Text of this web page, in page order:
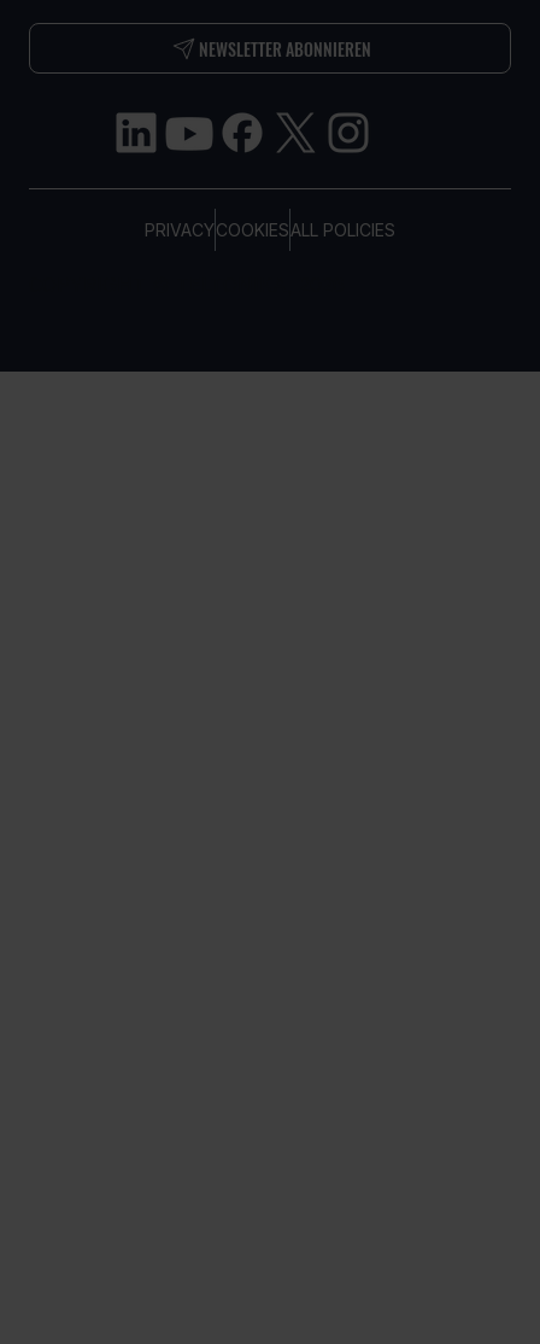
PRIVACYCOOKIESALL POLICIES
NEWSLETTER ABONNIEREN